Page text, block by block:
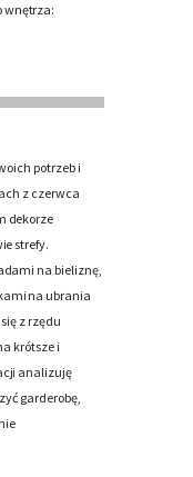
wnętrza:
potrzeb i
z czerwca
dekorze
strefy.
na bieliznę,
na ubrania
z rzędu
krótsze i
analizuję
garderobę,